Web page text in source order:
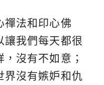
禪法和印心佛
讓我們每天都很
沒有不如意；
界沒有嫉妒和仇